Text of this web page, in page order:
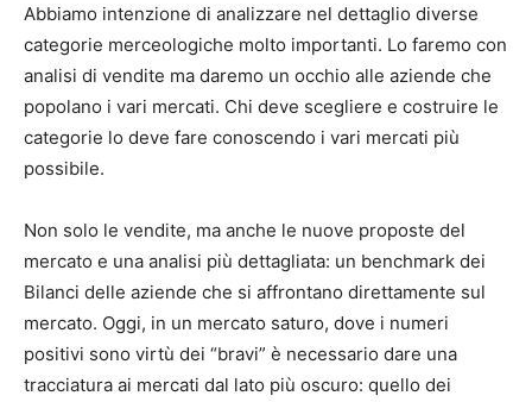
Abbiamo intenzione di analizzare nel dettaglio diverse
categorie merceologiche molto importanti. Lo faremo con
analisi di vendite ma daremo un occhio alle aziende che
popolano i vari mercati. Chi deve scegliere e costruire le
categorie lo deve fare conoscendo i vari mercati più
possibile.
Non solo le vendite, ma anche le nuove proposte del
mercato e una analisi più dettagliata: un benchmark dei
Bilanci delle aziende che si affrontano direttamente sul
mercato. Oggi, in un mercato saturo, dove i numeri
positivi sono virtù dei “bravi” è necessario dare una
tracciatura ai mercati dal lato più oscuro: quello dei